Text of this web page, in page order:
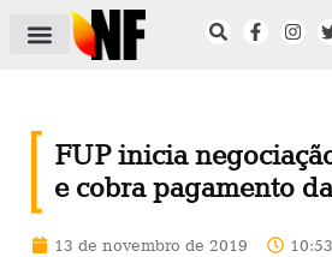
FUP inicia
e cobra pagamento
13 de novembro de 2019